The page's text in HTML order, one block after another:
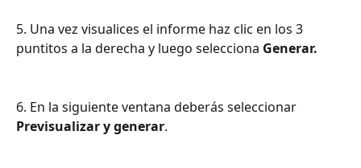
5. Una vez visualices el informe haz clic en los 3
puntitos a la derecha y luego selecciona Generar.
6. En la siguiente ventana deberás seleccionar
Previsualizar y generar.